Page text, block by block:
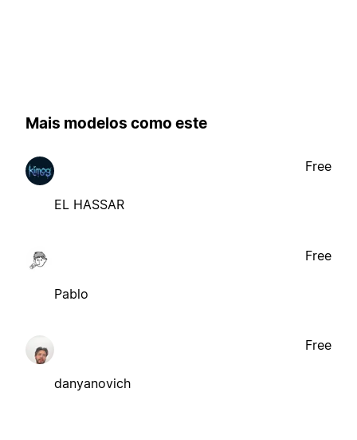
Mais modelos como este
EL HASSAR
Free
Pablo
Free
danyanovich
Free